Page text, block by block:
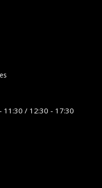
11:30 / 12:30 - 17:30